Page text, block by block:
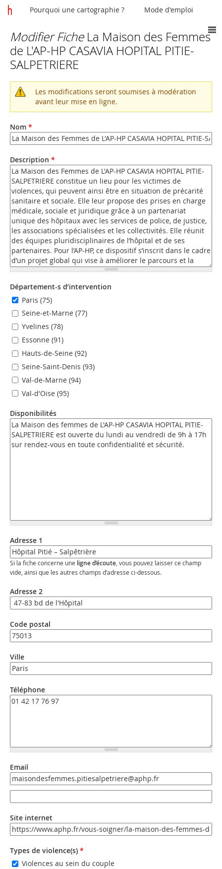
Vous
êtes
ici
Modifier FicheLa Maison des Femmes
de L'AP-HP CASAVIA HOPITAL PITIE-
SALPETRIERE
Message
d'avertissement
Les modifications seront soumises à modération
avant leur mise en ligne.
Nom *
Description *
Département-s d’intervention
Paris (75)
Seine-et-Marne (77)
Yvelines (78)
Essonne (91)
Hauts-de-Seine (92)
Seine-Saint-Denis (93)
Val-de-Marne (94)
Val-d'Oise (95)
Disponibilités
Adresse 1
Si la fiche concerne une ligne d’écoute , vous pouvez laisser ce champ
vide, ainsi que les autres champs d’adresse ci-dessous.
Adresse 2
Code postal
Ville
Téléphone
Email
Email
Site internet
URL
Types de violence(s) *
Violences au sein du couple
Pourquoi une cartographie ? Mode d'emploi